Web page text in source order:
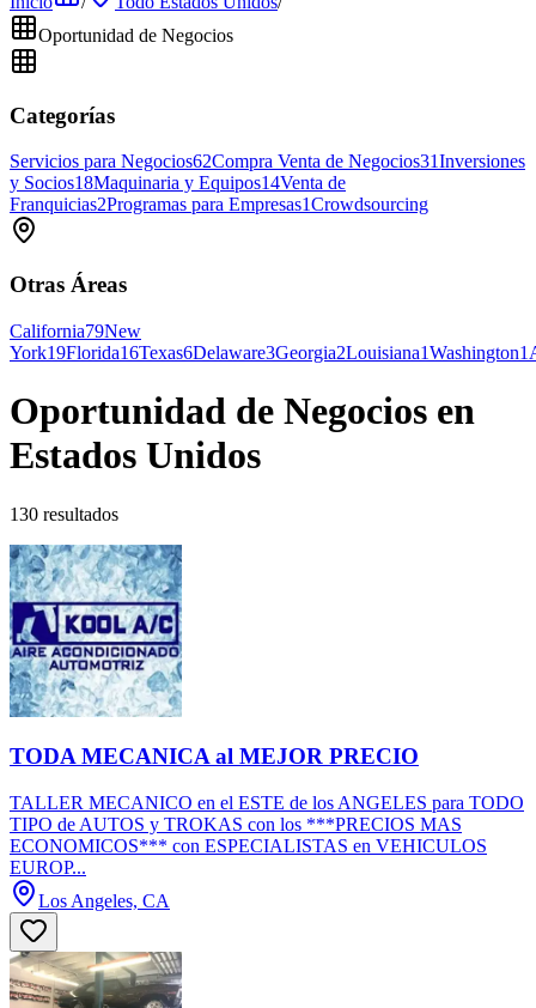
Oportunidad de Negocios
Categorías
Servicios para Negocios62Compra Venta de Negocios31Inversiones
y Socios18Maquinaria y Equipos14Venta de
Franquicias2Programas para Empresas1Crowdsourcing
Otras Áreas
California79New
York19Florida16Texas6Delaware3Georgia2Louisiana1Washington1
Oportunidad de Negocios en
Estados Unidos
130 resultados
TODA MECANICA al MEJOR PRECIO
TALLER MECANICO en el ESTE de los ANGELES para TODO
TIPO de AUTOS y TROKAS con los ***PRECIOS MAS
ECONOMICOS*** con ESPECIALISTAS en VEHICULOS
EUROP...
Los Angeles, CA